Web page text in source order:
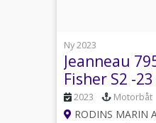
Ny 2023
Jeanneau
Fisher S2 -
Yamaha F225
2023 Motorbåt
RODINS MARIN